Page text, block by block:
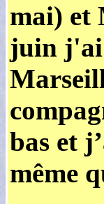
mai) et
juin j'ai
bas et
même